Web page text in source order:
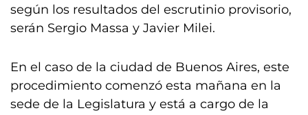
según los resultados del escrutinio provisorio,
serán Sergio Massa y Javier Milei.
En el caso de la ciudad de Buenos Aires, este
procedimiento comenzó esta mañana en la
sede de la Legislatura y está a cargo de la